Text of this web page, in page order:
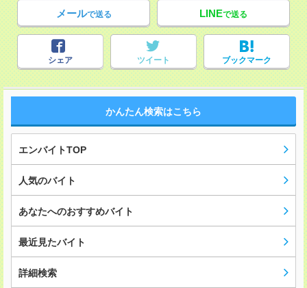
メールで送る LINEで送る
シェア ツイート ブックマーク
かんたん検索はこちら
エンバイトTOP
人気のバイト
あなたへのおすすめバイト
最近見たバイト
詳細検索